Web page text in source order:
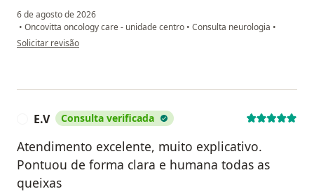
6 de agosto de 2026
• Oncovitta oncology care - unidade centro • Consulta neurologia •
na opinião do utilizador Marli alvares
Solicitar revisão
E.V Consulta verificada
Atendimento excelente, muito explicativo.
Pontuou de forma clara e humana todas as
queixas